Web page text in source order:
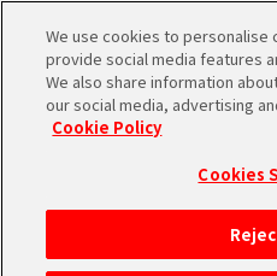
We use cookies to personalise
provide social media features
We also share information
our social media, advertising
Cookie Policy
Cookies